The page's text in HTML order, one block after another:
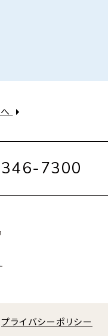
7300
プライバシーポリシー